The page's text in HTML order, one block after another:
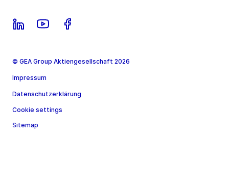
© GEA Group Aktiengesellschaft 2026
Impressum
Datenschutzerklärung
Cookie settings
Sitemap